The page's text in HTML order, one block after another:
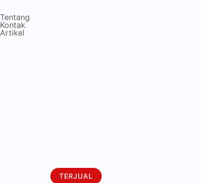
Tentang
Kontak
Artikel
TERJUAL